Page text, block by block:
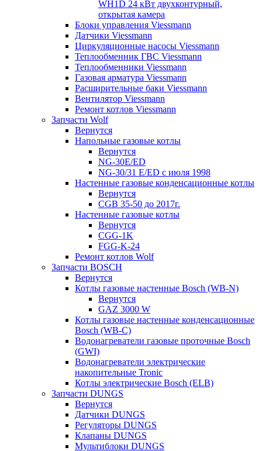
WH1D 24 кВт двухконтурный,
открытая камера
Блоки управления Viessmann
Датчики Viessmann
Циркуляционные насосы Viessmann
Теплообменник ГВС Viessmann
Теплообменники Viessmann
Газовая арматура Viessmann
Расширительные баки Viessmann
Вентилятор Viessmann
Ремонт котлов Viessmann
Запчасти Wolf
Вернутся
Напольные газовые котлы
Вернутся
NG-30E/ED
NG-30/31 E/ED с июля 1998
Настенные газовые конденсационные котлы
Вернутся
CGB 35-50 до 2017г.
Настенные газовые котлы
Вернутся
CGG-1K
FGG-K-24
Ремонт котлов Wolf
Запчасти BOSCH
Вернутся
Котлы газовые настенные Bosch (WB-N)
Вернутся
GAZ 3000 W
Котлы газовые настенные конденсационные
Bosch (WB-C)
Водонагреватели газовые проточные Bosch
(GWI)
Водонагреватели электрические
накопительные Tronic
Котлы электрические Bosch (ELB)
Запчасти DUNGS
Вернутся
Датчики DUNGS
Регуляторы DUNGS
Клапаны DUNGS
Мультиблоки DUNGS